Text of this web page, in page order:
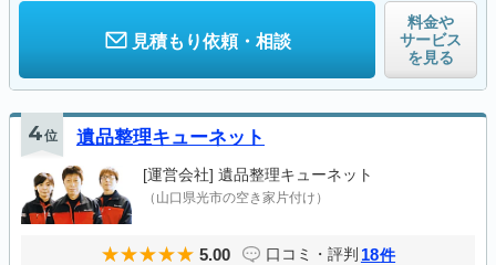
見積もり依頼・相談
料金や
サービス
を見る
4位 遺品整理キューネット
[運営会社] 遺品整理キューネット
（山口県光市の空き家片付け）
5.00 口コミ・評判 18件